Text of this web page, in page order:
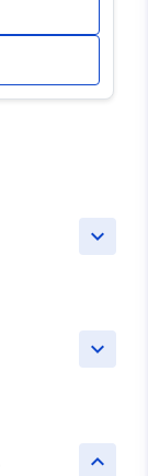
keyboard_arrow_down
keyboard_arrow_down
keyboard_arrow_up